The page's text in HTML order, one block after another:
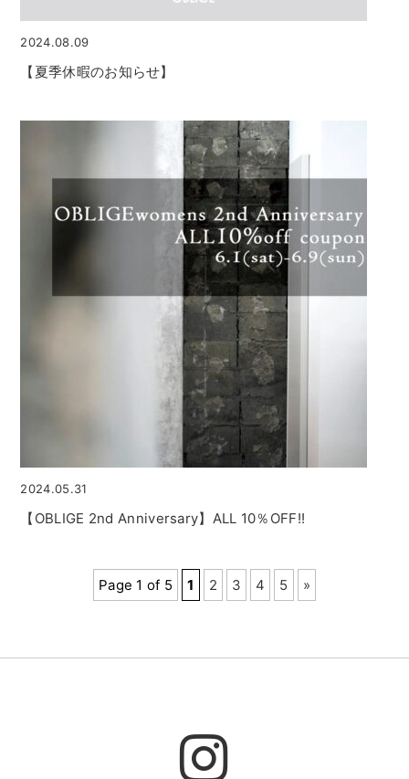
2024.08.09
【夏季休暇のお知らせ】
2024.05.31
【OBLIGE 2nd Anniversary】ALL 10％OFF!!
Page 1 of 5 1 2 3 4 5 »